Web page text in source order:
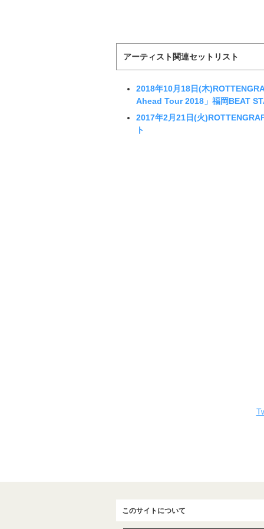
アーティスト関連セットリスト
2018年10月18日(木
Ahead Tour 2018」福岡BEAT
2017年2月21日(火
ト
このサイトについて